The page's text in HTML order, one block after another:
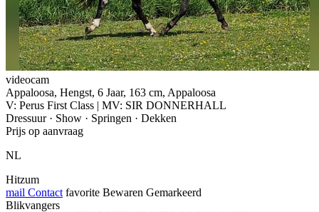
videocam
Appaloosa, Hengst, 6 Jaar, 163 cm, Appaloosa
V: Perus First Class | MV: SIR DONNERHALL
Dressuur · Show · Springen · Dekken
Prijs op aanvraag
NL
Hitzum
mail Contact favorite Bewaren Gemarkeerd
Blikvangers